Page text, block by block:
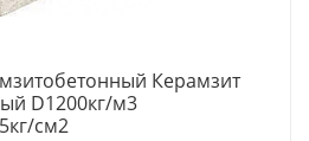
Керамзит
D1200кг/м3
см2